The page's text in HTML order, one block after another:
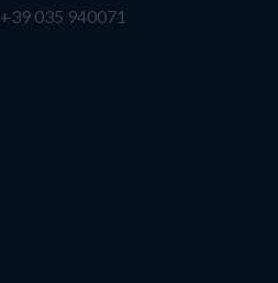
+39 035 940071